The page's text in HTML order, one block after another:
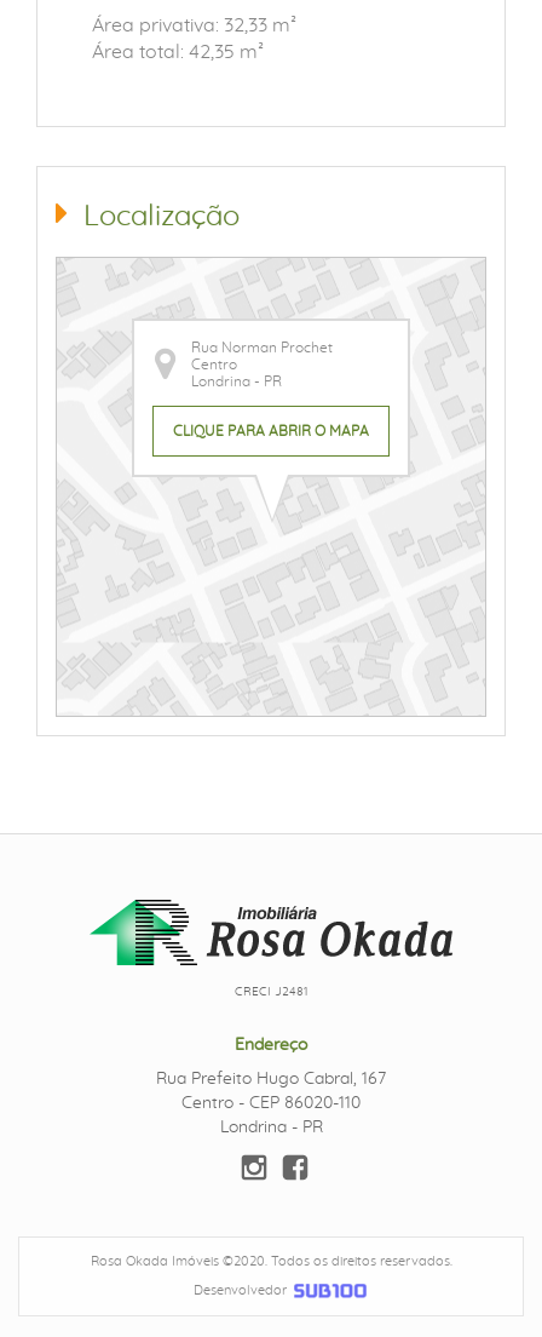
Área privativa: 32,33 m²
Área total: 42,35 m²
Localização
Rua Norman Prochet
Centro
Londrina - PR
CLIQUE PARA ABRIR O MAPA
CRECI J2481
Endereço
Rua Prefeito Hugo Cabral, 167
Centro - CEP 86020-110
Londrina - PR
Rosa Okada Imóveis ©2020. Todos os direitos reservados.
Desenvolvedor